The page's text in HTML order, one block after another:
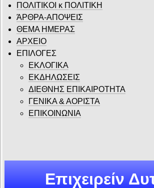
ΠΟΛΙΤΙΚΟΙ κ ΠΟΛΙΤΙΚΗ
ΆΡΘΡΑ-ΑΠΟΨΕΙΣ
ΘΕΜΑ ΗΜΕΡΑΣ
ΑΡΧΕΙΟ
ΕΠΙΛΟΓΕΣ
ΕΚΛΟΓΙΚΑ
ΕΚΔΗΛΩΣΕΙΣ
ΔΙΕΘΝΗΣ ΕΠΙΚΑΙΡΟΤΗΤΑ
ΓΕΝΙΚΑ & ΑΟΡΙΣΤΑ
ΕΠΙΚΟΙΝΩΝΙΑ
Επιχειρείν